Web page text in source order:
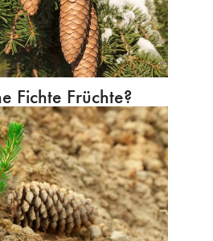
Fichte Früchte?